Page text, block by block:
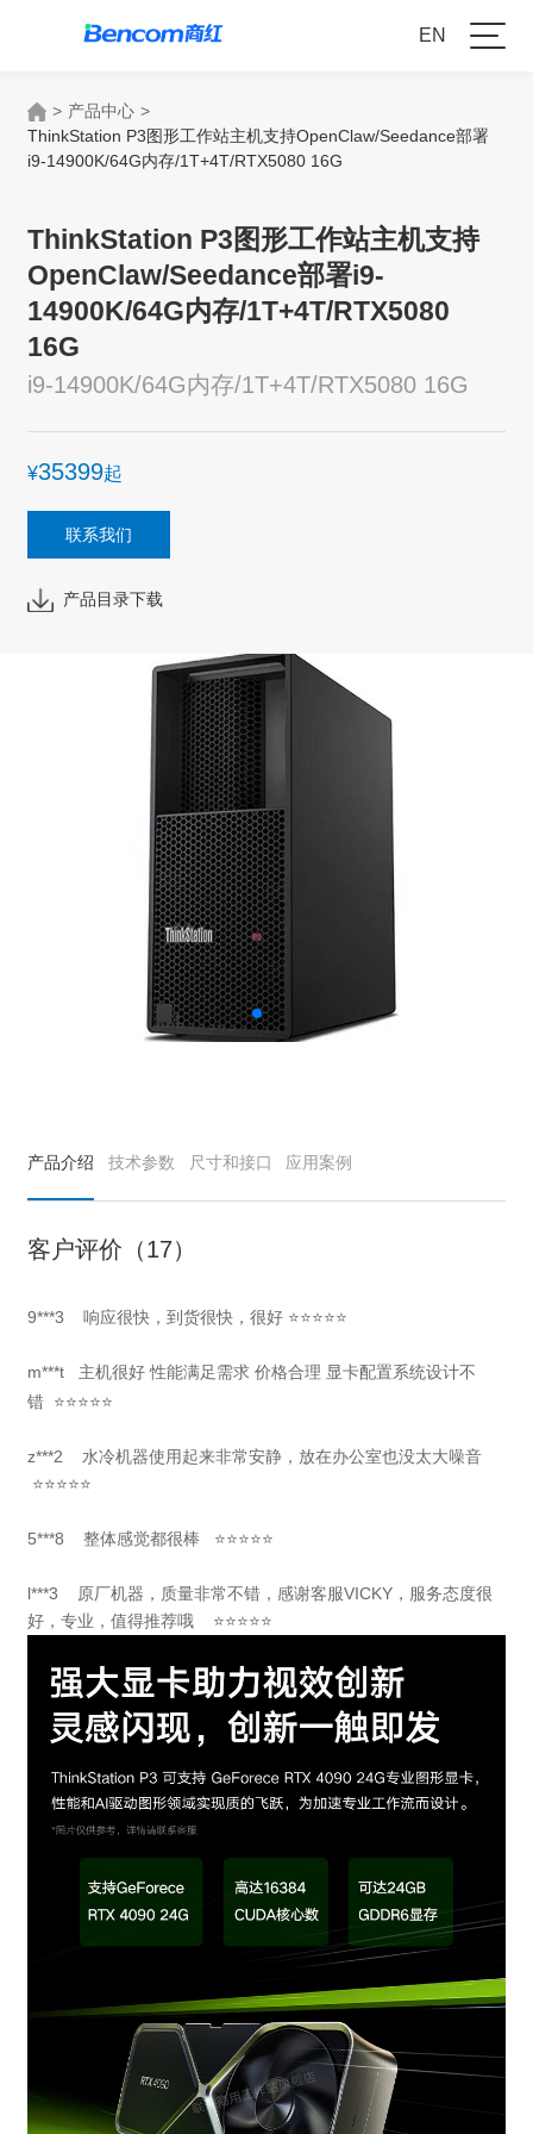
EN
> 产品中心 >
ThinkStation P3图形工作站主机支持OpenClaw/Seedance部署
i9-14900K/64G内存/1T+4T/RTX5080 16G
ThinkStation P3图形工作站主机支持
OpenClaw/Seedance部署i9-
14900K/64G内存/1T+4T/RTX5080
16G
i9-14900K/64G内存/1T+4T/RTX5080 16G
¥35399起
联系我们
产品目录下载
产品介绍 技术参数 尺寸和接口 应用案例
客户评价（17）
9***3响应很快，到货很快，很好 ⭐⭐⭐⭐⭐
m***t 主机很好 性能满足需求 价格合理 显卡配置系统设计不
错 ⭐⭐⭐⭐⭐
z***2 水冷机器使用起来非常安静，放在办公室也没太大噪音
⭐⭐⭐⭐⭐
5***8 整体感觉都很棒 ⭐⭐⭐⭐⭐
l***3 原厂机器，质量非常不错，感谢客服VICKY，服务态度很
好，专业，值得推荐哦 ⭐⭐⭐⭐⭐